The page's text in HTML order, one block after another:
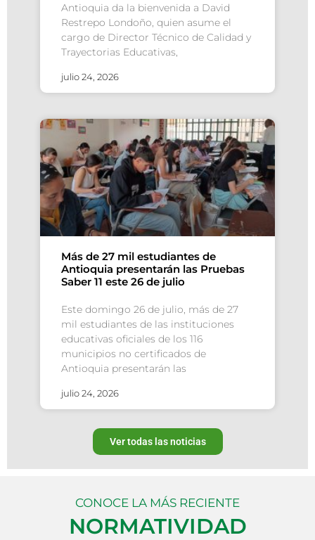
Antioquia da la bienvenida a David
Restrepo Londoño, quien asume el
cargo de Director Técnico de Calidad y
Trayectorias Educativas,
julio 24, 2026
Más de 27 mil estudiantes de
Antioquia presentarán las Pruebas
Saber 11 este 26 de julio
Este domingo 26 de julio, más de 27
mil estudiantes de las instituciones
educativas oficiales de los 116
municipios no certificados de
Antioquia presentarán las
julio 24, 2026
Ver todas las noticias
CONOCE LA MÁS RECIENTE
NORMATIVIDAD